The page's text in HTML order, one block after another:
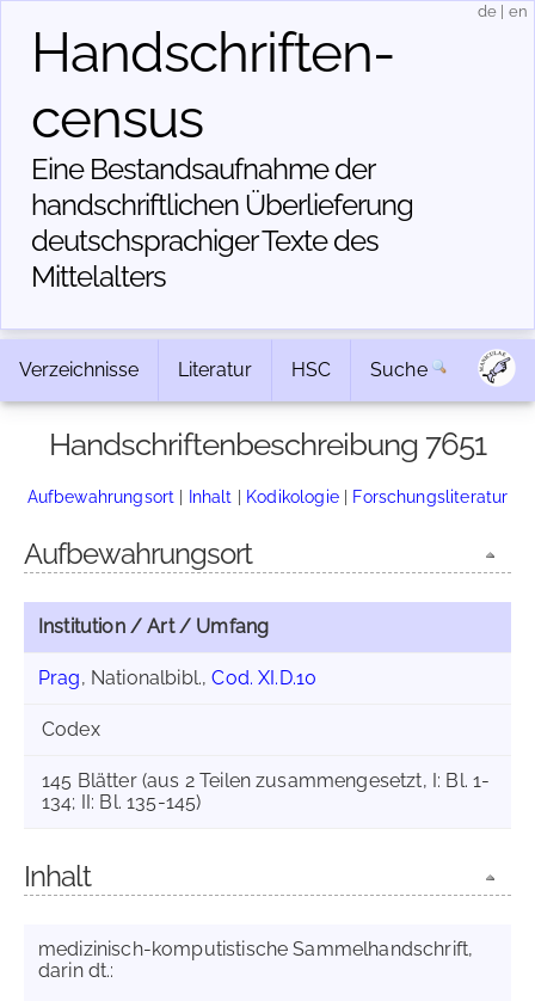
Handschriften­
census
Eine Bestandsaufnahme der
handschriftlichen Über­lieferung
deutschsprachiger Texte des
Mittelalters
de en
Verzeichnisse Literatur HSC Suche
Handschriftenbeschreibung 7651
Aufbewahrungsort | Inhalt | Kodikologie| Forschungsliteratur
Aufbewahrungsort
Institution / Art / Umfang
Prag, Nationalbibl.,Cod. XI.D.10
Codex
145 Blätter (aus 2 Teilen zusammengesetzt, I: Bl. 1-
134; II: Bl. 135-145)
Inhalt
medizinisch-komputistische Sammelhandschrift,
darin dt.: